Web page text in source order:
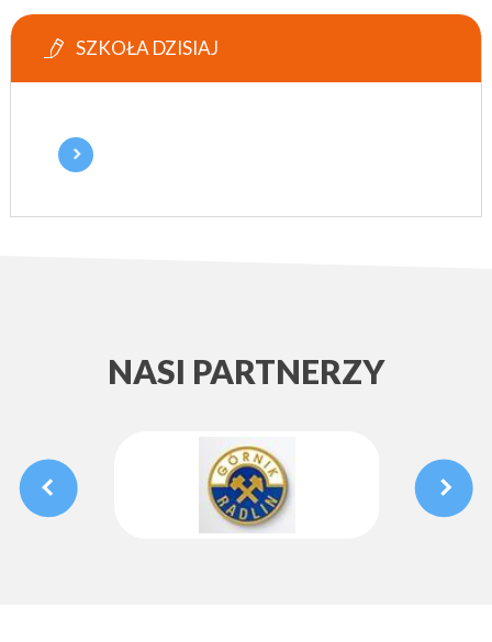
SZKOŁA DZISIAJ
NASI PARTNERZY